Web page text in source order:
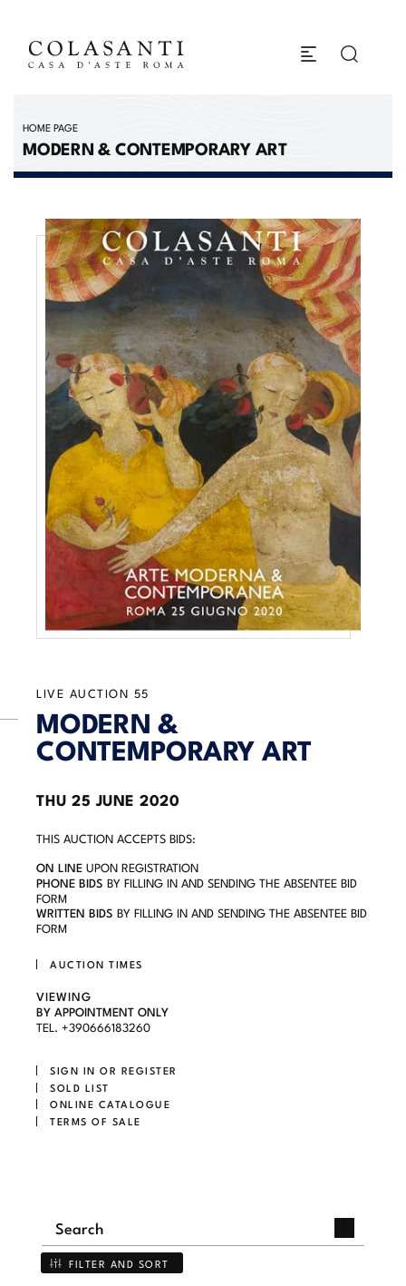
HOME PAGE
MODERN & CONTEMPORARY ART
LIVE AUCTION 55
MODERN &
CONTEMPORARY ART
THU 25 JUNE 2020
THIS AUCTION ACCEPTS BIDS:
ON LINE UPON REGISTRATION
PHONE BIDS BY FILLING IN AND SENDING THE ABSENTEE BID
FORM
WRITTEN BIDS BY FILLING IN AND SENDING THE ABSENTEE BID
FORM
AUCTION TIMES
VIEWING
BY APPOINTMENT ONLY
TEL. +390666183260
SIGN IN OR REGISTER
SOLD LIST
ONLINE CATALOGUE
TERMS OF SALE
FILTER AND SORT